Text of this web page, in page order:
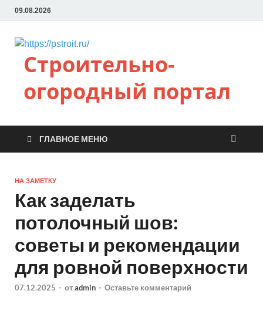
09.08.2026
Строительно-
огородный портал
ГЛАВНОЕ МЕНЮ
НА ЗАМЕТКУ
Как заделать
потолочный шов:
советы и рекомендации
для ровной поверхности
07.12.2025 - отadmin - Оставьте комментарий